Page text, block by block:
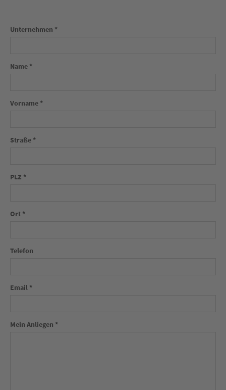
Unternehmen *
Name *
Vorname *
Straße *
PLZ *
Ort *
Telefon
Email *
Mein Anliegen *